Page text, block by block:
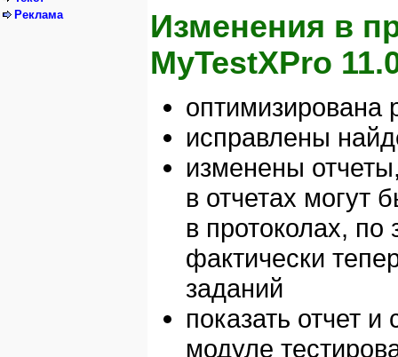
Реклама
Изменения в
MyTestXPro
оптимизирована
исправлены
изменены
в отчетах могут
в протоколах,
фактически
заданий
показать отчет
модуле